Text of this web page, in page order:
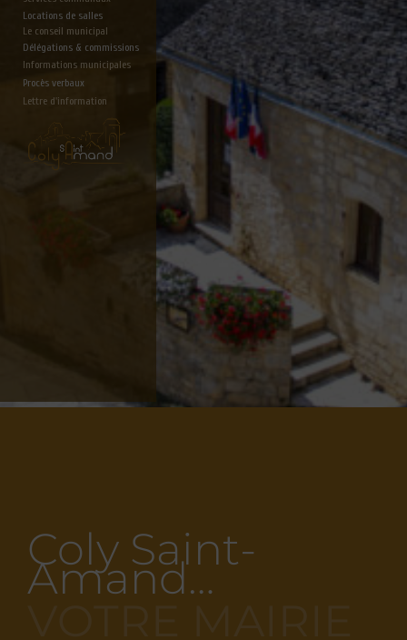
Locations de salles
Le conseil municipal
Délégations & commissions
Informations municipales
Lettre d'information
Procès verbaux
Coly Saint-
Amand…